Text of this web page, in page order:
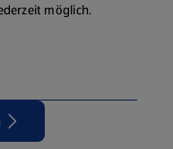
möglich.